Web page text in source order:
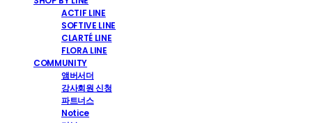
ACTIF LINE
SOFTIVE LINE
CLARTÉ LINE
FLORA LINE
COMMUNITY
앰버서더
강사회원 신청
파트너스
Notice